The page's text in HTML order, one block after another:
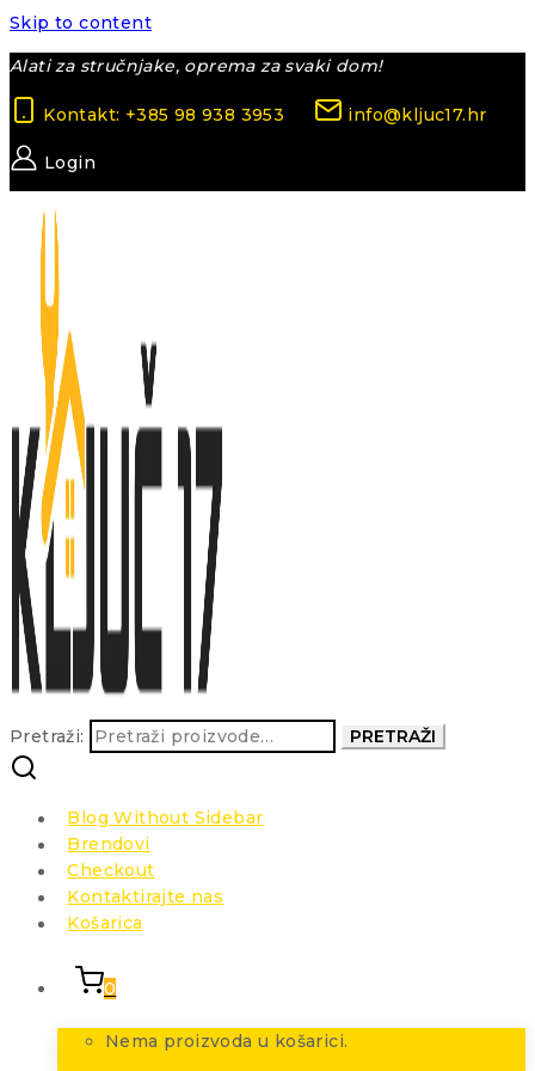
Skip to content
Alati za stručnjake, oprema za svaki dom!
Kontakt: +385 98 938 3953 info@kljuc17.hr
Login
Pretraži: PRETRAŽI
Blog Without Sidebar
Brendovi
Checkout
Kontaktirajte nas
Košarica
0
Nema proizvoda u košarici.